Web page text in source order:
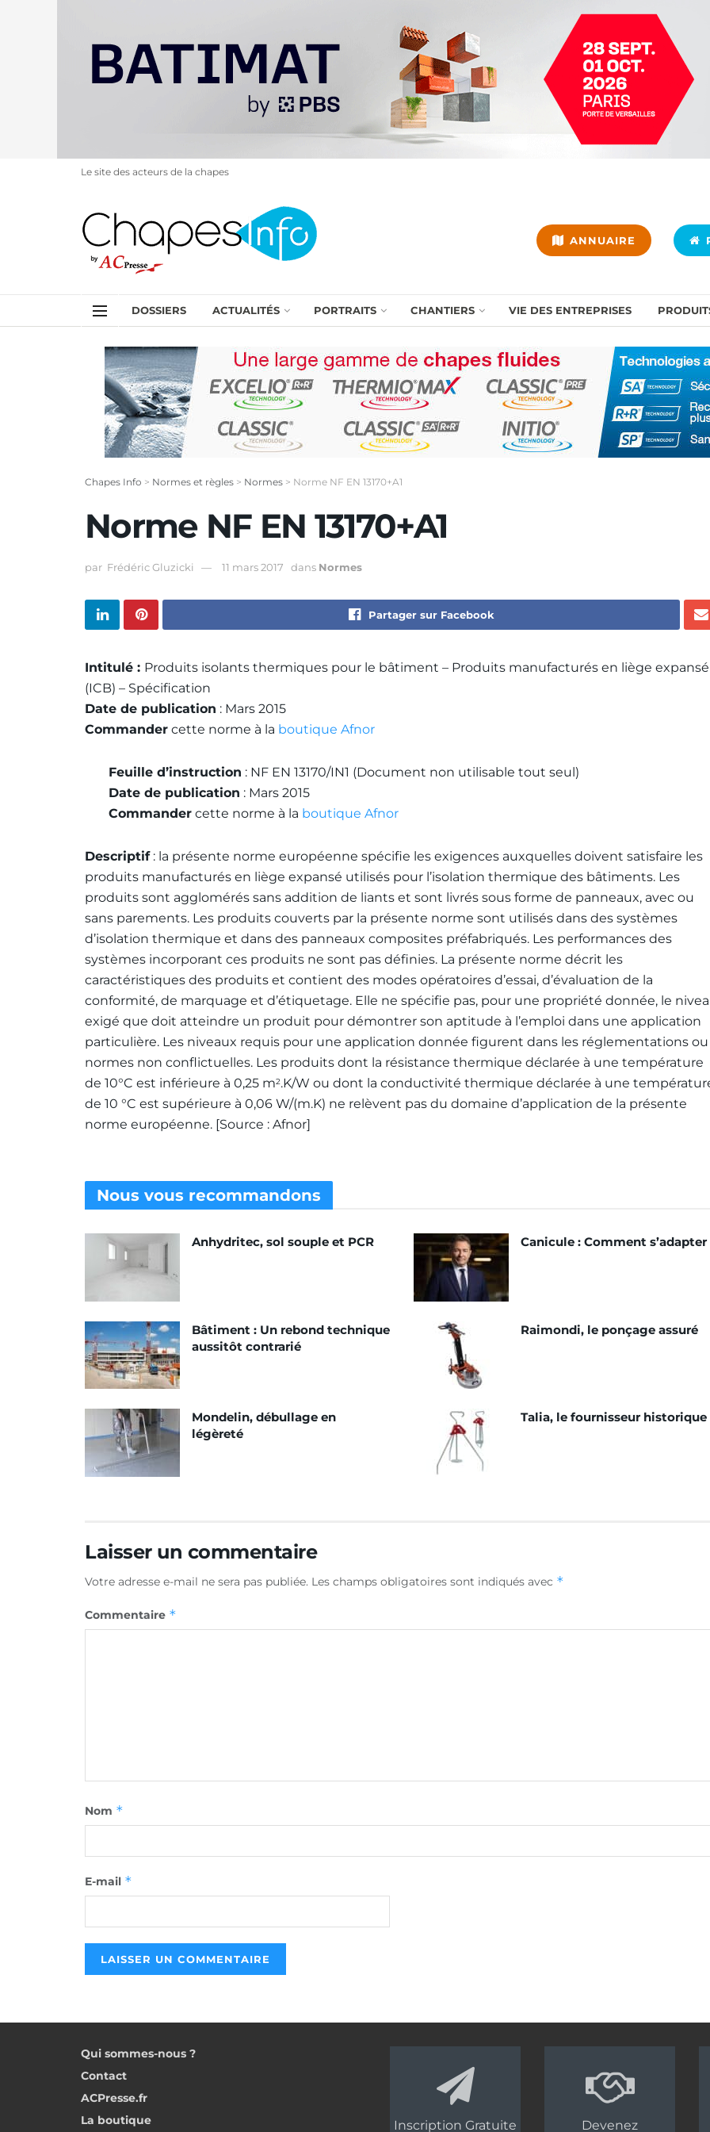
Le site des acteurs de la chapes
ANNUAIRE
DOSSIERS ACTUALITÉS PORTRAITS CHANTIERS VIE DES ENTREPRISES
Chapes Info > Normes et règles > Normes > Norme NF EN 13170+A1
Norme NF EN 13170+A1
par Frédéric Gluzicki 11 mars 2017 dans Normes
Partager sur Facebook
Intitulé : Produits isolants thermiques pour le bâtiment – Produits manufacturés en liège expansé
(ICB) – Spécification
Date de publication : Mars 2015
Commander cette norme à la boutique Afnor
Feuille d’instruction : NF EN 13170/IN1 (Document non utilisable tout seul)
Date de publication : Mars 2015
Commander cette norme à la boutique Afnor
Descriptif: la présente norme européenne spécifie les exigences auxquelles doivent satisfaire les
produits manufacturés en liège expansé utilisés pour l’isolation thermique des bâtiments. Les
produits sont agglomérés sans addition de liants et sont livrés sous forme de panneaux, avec ou
sans parements. Les produits couverts par la présente norme sont utilisés dans des systèmes
d’isolation thermique et dans des panneaux composites préfabriqués. Les performances des
systèmes incorporant ces produits ne sont pas définies. La présente norme décrit les
caractéristiques des produits et contient des modes opératoires d’essai, d’évaluation de la
conformité, de marquage et d’étiquetage. Elle ne spécifie pas, pour une propriété donnée, le
exigé que doit atteindre un produit pour démontrer son aptitude à l’emploi dans une application
particulière. Les niveaux requis pour une application donnée figurent dans les réglementations ou
normes non conflictuelles. Les produits dont la résistance thermique déclarée à une température
de 10°C est inférieure à 0,25 m2.K/W ou dont la conductivité thermique déclarée à une
de 10 °C est supérieure à 0,06 W/(m.K) ne relèvent pas du domaine d’application de la présente
norme européenne. [Source : Afnor]
Nous vous recommandons
Anhydritec, sol souple et PCR Canicule : Comment s’adapter
Bâtiment : Un rebond technique
aussitôt contrarié
Raimondi, le ponçage assuré
Mondelin, débullage en
légèreté
Talia, le fournisseur historique
Laisser un commentaire
Votre adresse e-mail ne sera pas publiée. Les champs obligatoires sont indiqués avec *
Commentaire *
Nom *
E-mail *
Qui sommes-nous ?
Contact
ACPresse.fr
La boutique
Inscription Gratuite Devenez